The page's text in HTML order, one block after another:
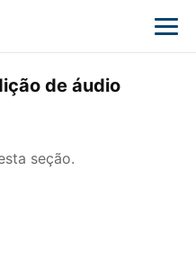
de áudio
seção.